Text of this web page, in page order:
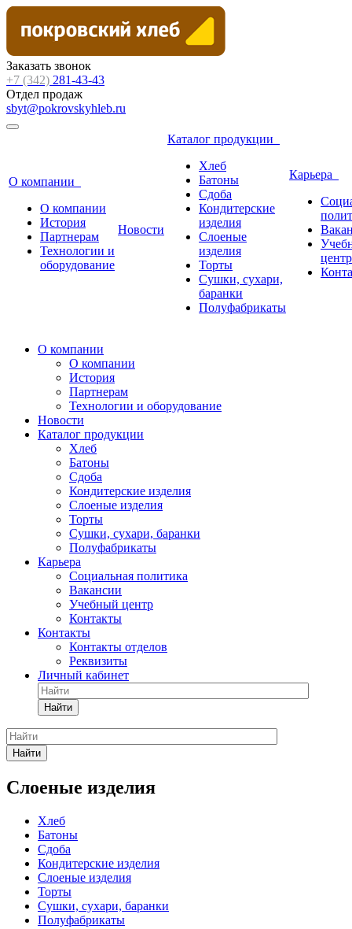
Заказать звонок
+7 (342) 281-43-43
Отдел продаж
sbyt@pokrovskyhleb.ru
О компании
О компании
История
Партнерам
Технологии и
оборудование
Новости
Каталог продукции
Хлеб
Батоны
Сдоба
Кондитерские
изделия
Слоеные
изделия
Торты
Сушки, сухари,
баранки
Полуфабрикаты
Карьера
центр
О компании
О компании
История
Партнерам
Технологии и оборудование
Новости
Каталог продукции
Хлеб
Батоны
Сдоба
Кондитерские изделия
Слоеные изделия
Торты
Сушки, сухари, баранки
Полуфабрикаты
Карьера
Социальная политика
Вакансии
Учебный центр
Контакты
Контакты
Контакты отделов
Реквизиты
Личный кабинет
Найти
Найти
Слоеные изделия
Хлеб
Батоны
Сдоба
Кондитерские изделия
Слоеные изделия
Торты
Сушки, сухари, баранки
Полуфабрикаты